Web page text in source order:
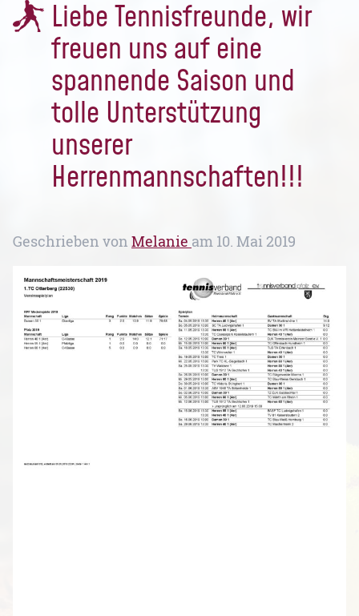
Liebe Tennisfreunde, wir
freuen uns auf eine
spannende Saison und
tolle Unterstützung
unserer
Herrenmannschaften!!!
Geschrieben von Melanie am 10. Mai 2019